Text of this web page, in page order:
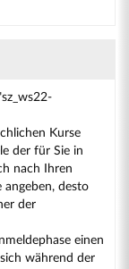
Kurse
der für Sie in
nach Ihren
angeben, desto
der
einen
während der